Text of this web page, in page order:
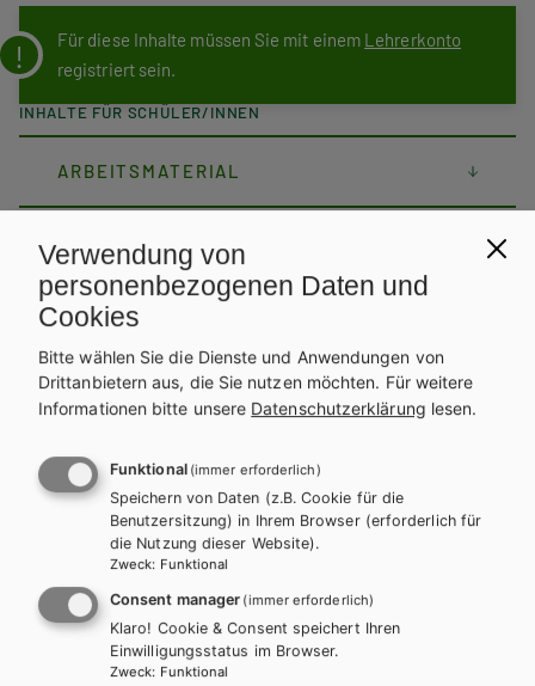
Für diese Inhalte müssen Sie mit einem Lehrerkonto
registriert sein.
INHALTE FÜR SCHÜLER/INNEN
ARBEITSMATERIAL
SCHÜLER/INNEN-MP3S
LIVE LISTENING TRANSCRIPT
INTERNET-UPDATE
Arbeitsmaterial
Unit 02 page 24
Unit 04 page 53PDF | 68.94 KB
Verwendung von
personenbezogenen Daten und
Cookies
Bitte wählen Sie die Dienste und Anwendungen von
Drittanbietern aus, die Sie nutzen möchten. Für weitere
Informationen bitte unsere Datenschutzerklärung lesen.
Funktional (immer erforderlich)
Speichern von Daten (z.B. Cookie für die
Benutzersitzung) in Ihrem Browser (erforderlich für
die Nutzung dieser Website).
Zweck: Funktional
Consent manager (immer erforderlich)
Klaro! Cookie & Consent speichert Ihren
Einwilligungsstatus im Browser.
Zweck: Funktional